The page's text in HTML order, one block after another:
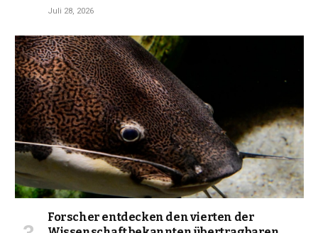
Juli 28, 2026
Forscher entdecken den vierten der